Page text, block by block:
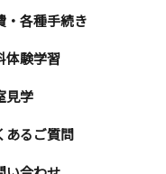
・各種手続き
体験学習
見学
あるご質問